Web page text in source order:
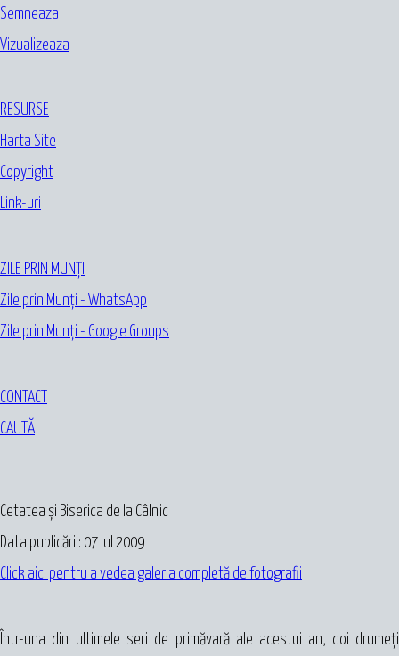
Semneaza
Vizualizeaza
RESURSE
Harta Site
Copyright
Link-uri
ZILE PRIN MUNȚI
Zile prin Munți - WhatsApp
Zile prin Munți - Google Groups
CONTACT
CAUTĂ
Cetatea și Biserica de la Câlnic
Data publicării: 07 iul 2009
Click aici pentru a vedea galeria completă de fotografii
Într-una din ultimele seri de primăvară ale acestui an, doi drumeţi